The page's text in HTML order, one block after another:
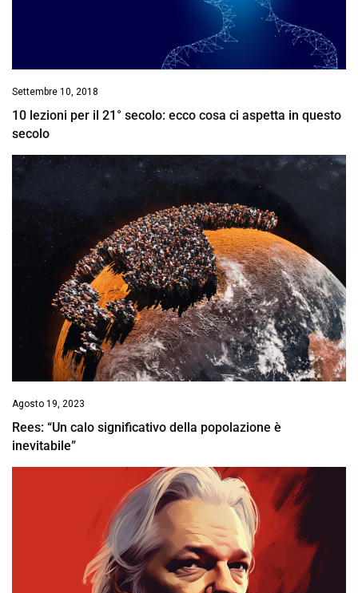
Settembre 10, 2018
10 lezioni per il 21° secolo: ecco cosa ci aspetta in questo
secolo
Agosto 19, 2023
Rees: “Un calo significativo della popolazione è
inevitabile”